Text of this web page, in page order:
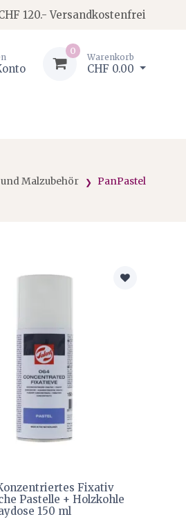
120.- Versandkostenfrei
0
Warenkorb
CHF 0.00
Malzubehör PanPastel
Fixativ
Pastelle + Holzkohle
150 ml